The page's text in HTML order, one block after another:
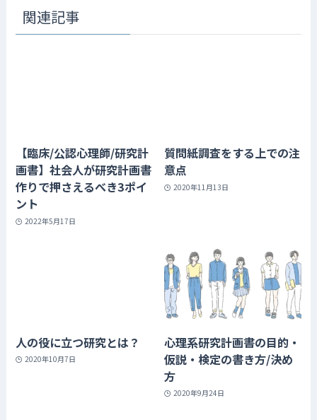
関連記事
【臨床/公認心理師/研究計
画書】社会人が研究計画書
作りで押さえるべき3ポイ
ント
2022年5月17日
質問紙調査をする上での注
意点
2020年11月13日
人の役に立つ研究とは？
2020年10月7日
心理系研究計画書の目的・
仮説・検定の書き方/決め
方
2020年9月24日